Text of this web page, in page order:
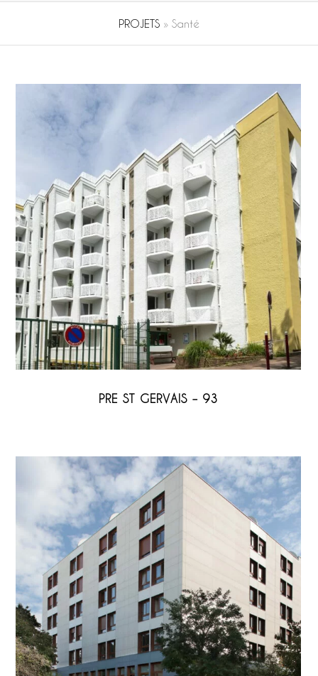
PROJETS » Santé
PRE ST GERVAIS – 93